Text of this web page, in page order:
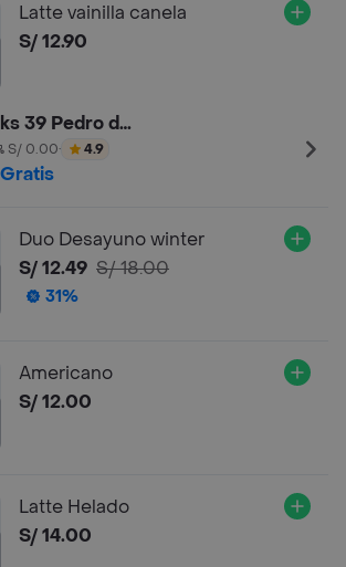
Latte vainilla canela
S/ 12.90
Starbucks 39 Pedro de Osma
S/ 0.00• 4.9
Duo Desayuno winter
S/ 12.49 S/ 18.00
31%
Americano
S/ 12.00
Latte Helado
S/ 14.00